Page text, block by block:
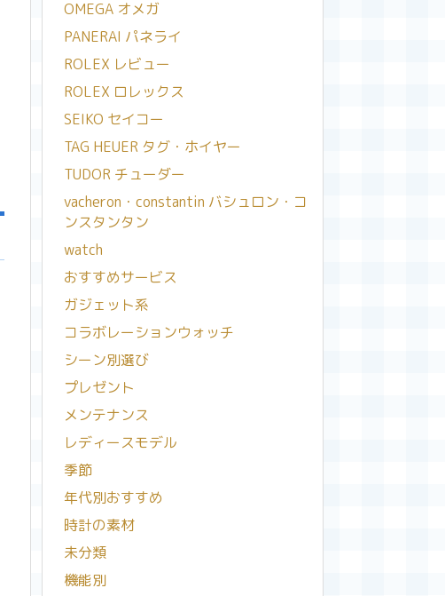
OMEGA オメガ
PANERAI パネライ
ROLEX レビュー
ROLEX ロレックス
SEIKO セイコー
TAG HEUER タグ・ホイヤー
TUDOR チューダー
vacheron・constantin バシュロン・コ
ンスタンタン
watch
おすすめサービス
ガジェット系
コラボレーションウォッチ
シーン別選び
プレゼント
メンテナンス
レディースモデル
季節
年代別おすすめ
時計の素材
未分類
機能別